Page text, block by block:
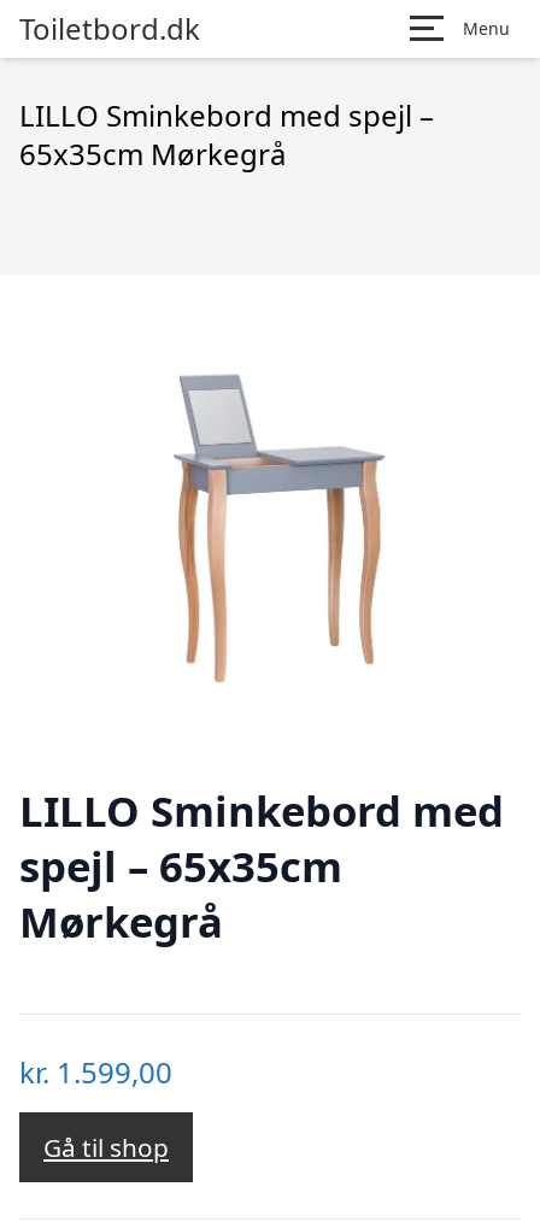
Toiletbord.dk Menu
LILLO Sminkebord med spejl –
65x35cm Mørkegrå
LILLO Sminkebord med
spejl – 65x35cm
Mørkegrå
kr. 1.599,00
Gå til shop